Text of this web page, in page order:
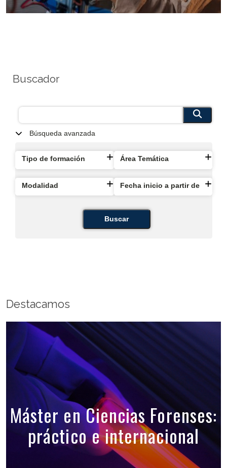
Buscador
Búsqueda avanzada
Tipo de formación Área Temática
Modalidad Fecha inicio a partir de
Buscar
Destacamos
Máster en Ciencias Forenses:
práctico e internacional